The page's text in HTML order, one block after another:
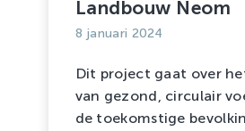
Landbouw Neom
8 januari 2024
Dit project gaat over
van gezond, circulair
de toekomstige